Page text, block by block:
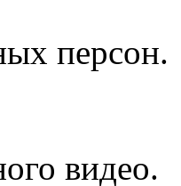
персон.
видео.